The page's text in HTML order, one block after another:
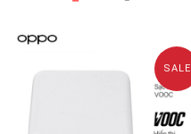
SALE